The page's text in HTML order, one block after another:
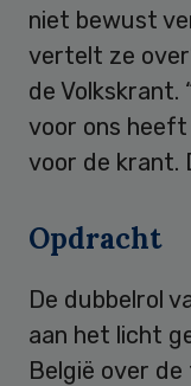
niet bewust
vertelt ze
de Volkskrant.
voor ons
voor de krant.
Opdracht
De dubbelrol
aan het licht
België over